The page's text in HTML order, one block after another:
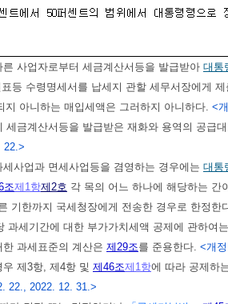
사업자로부터 세금계산서등을 발급받아 대통
등 수령명세서를 납세지 관할 세무서장에게
지 아니하는 매입세액은 그러하지 아니하다. <
세금계산서등을 발급받은 재화와 용역의 공급
22.>
사업과 면세사업등을 겸영하는 경우에는 대통
조제1항제2호 각 목의 어느 하나에 해당하는 간
기한까지 국세청장에게 전송한 경우로 한정한
과세기간에 대한 부가가치세액 공제에 관하여는
과세표준의 계산은 제29조를 준용한다. <개
제3항, 제4항 및 제46조제1항에 따라 공제하
22., 2022. 12. 31.>